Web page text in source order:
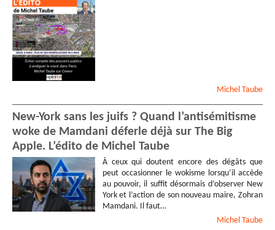
Michel Taube
New-York sans les juifs ? Quand l’antisémitisme
woke de Mamdani déferle déjà sur The Big
Apple. L’édito de Michel Taube
À ceux qui doutent encore des dégâts que
peut occasionner le wokisme lorsqu’il accède
au pouvoir, il suffit désormais d’observer New
York et l’action de son nouveau maire, Zohran
Mamdani. Il faut…
Michel Taube